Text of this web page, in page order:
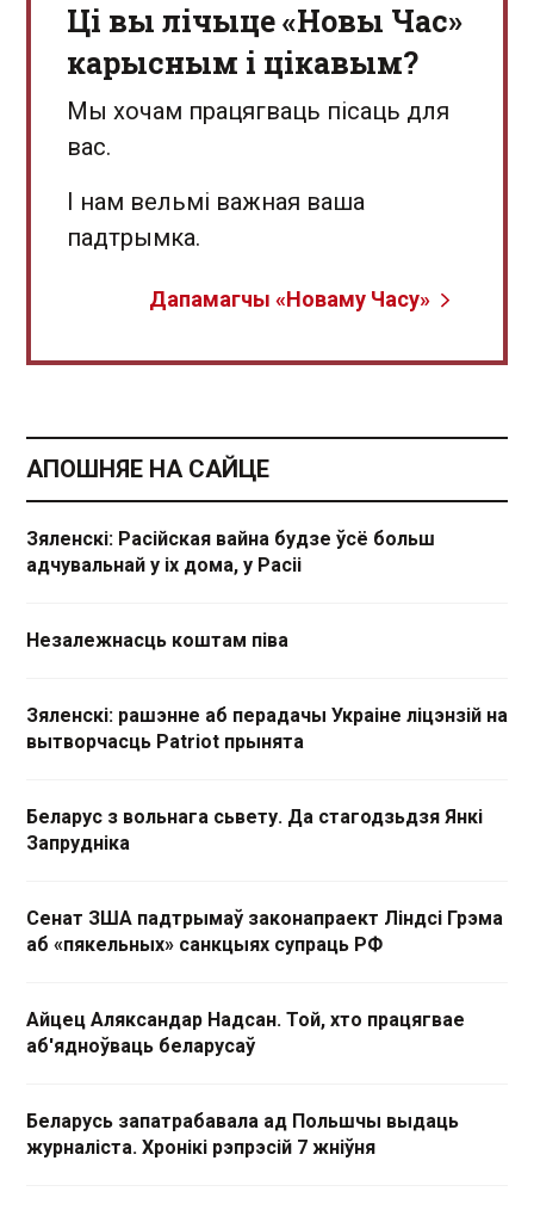
Ці вы лічыце «Новы Час»
карысным і цікавым?
Мы хочам працягваць пісаць для
вас.
І нам вельмі важная ваша
падтрымка.
Дапамагчы «Новаму Часу»
АПОШНЯЕ НА САЙЦЕ
Зяленскі: Расійская вайна будзе ўсё больш
адчувальнай у іх дома, у Расіі
Незалежнасць коштам піва
Зяленскі: рашэнне аб перадачы Украіне ліцэнзій на
вытворчасць Patriot прынята
Беларус з вольнага сьвету. Да стагодзьдзя Янкі
Запрудніка
Сенат ЗША падтрымаў законапраект Ліндсі Грэма
аб «пякельных» санкцыях супраць РФ
Айцец Аляксандар Надсан. Той, хто працягвае
аб'ядноўваць беларусаў
Беларусь запатрабавала ад Польшчы выдаць
журналіста. Хронікі рэпрэсій 7 жніўня